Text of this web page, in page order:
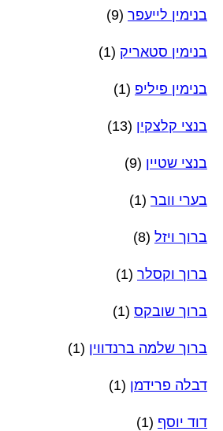
בנימין לייעפר (9)
בנימין סטאריק (1)
בנימין פיליפ (1)
בנצי קלצקין (13)
בנצי שטיין (9)
בערי וובר (1)
ברוך ויזל (8)
ברוך וקסלר (1)
ברוך שובקס (1)
ברוך שלמה ברנדווין (1)
דבלה פרידמן (1)
דוד יוסף (1)